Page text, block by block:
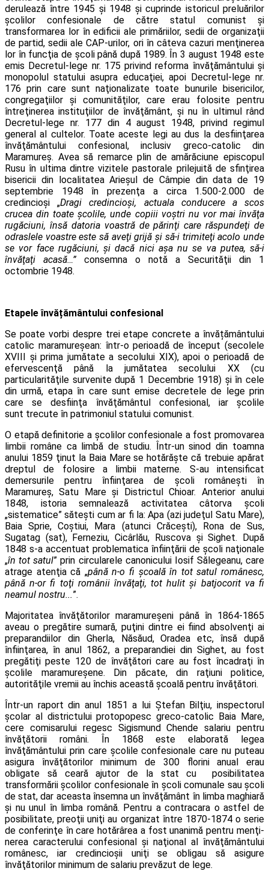
derulează între 1945 şi 1948 şi cuprinde istoricul preluărilor
şcolilor confesionale de către statul comunist şi
transformarea lor în edificii ale primăriilor, sedii de organizaţii
de partid, sedii ale CAP-urilor, ori în câteva cazuri menţinerea
lor în funcţia de şcoli până după 1989. În 3 august 1948 este
emis Decretul-lege nr. 175 privind reforma învăţământului şi
monopolul statului asupra educaţiei, apoi Decretul-lege nr.
176 prin care sunt naţionalizate toate bunurile bisericilor,
congregaţiilor şi comunităţilor, care erau folosite pentru
întreţinerea instituţiilor de învăţământ, şi nu în ultimul rând
Decretul-lege nr. 177 din 4 august 1948, privind regimul
general al cultelor. Toate aceste legi au dus la desfiinţarea
învăţământului confesional, inclusiv greco-catolic din
Maramureş. Avea să remarce plin de amărăciune episcopul
Rusu în ultima dintre vizitele pastorale prilejuită de sfinţirea
bisericii din localitatea Arieşul de Câmpie din data de 19
septembrie 1948 în prezenţa a circa 1.500-2.000 de
credincioşi „Dragi credincioşi, actuala conducere a scos
crucea din toate şcolile, unde copiii voştri nu vor mai învăţa
rugăciuni, însă datoria voastră de părinţi care răspundeţi de
odraslele voastre este să aveţi grijă şi să-i trimiteţi acolo unde
se vor face rugăciuni, şi dacă nici aşa nu se va putea, să-i
învăţaţi acasă…”consemna o notă a Securităţii din 1
octombrie 1948.
Etapele învățământului confesional
Se poate vorbi despre trei etape concrete a învățământului
catolic maramureșean: într-o perioadă de început (secolele
XVIII şi prima jumătate a secolului XIX), apoi o perioadă de
efervescenţă până la jumătatea secolului XX (cu
particularităţile survenite după 1 Decembrie 1918) şi în cele
din urmă, etapa în care sunt emise decretele de lege prin
care se desfiinţa învăţământul confesional, iar şcolile
sunt trecute în patrimoniul statului comunist.
O etapă definitorie a şcolilor confesionale a fost promovarea
limbii române ca limbă de studiu. Într-un sinod din toamna
anului 1859 ţinut la Baia Mare se hotărăşte că trebuie apărat
dreptul de folosire a limbii materne. S-au intensificat
demersurile pentru înfiin­ţarea de şcoli româneşti în
Maramureş, Satu Mare şi Districtul Chioar. Anterior anului
1848, istoria semnalează activitatea câtorva şcoli
„sistematice” săteşti cum ar fi la: Apa (azi judeţul Satu Mare),
Baia Sprie, Coştiui, Mara (atunci Crăceşti), Rona de Sus,
Sugatag (sat), Ferneziu, Cicârlău, Ruscova şi Sighet. După
1848 s-a accentuat problematica înfiinţării de şcoli naţionale
„în tot satul” prin circularele canonicului Iosif Sălegeanu, care
atrage atenţia că „până n-o fi şcoală în tot satul românesc,
până n-or fi toţi românii învăţaţi, tot hulit şi batjocorit va fi
neamul nostru...”.
Majoritatea învăţătorilor maramureşeni până în 1864-1865
aveau o pregătire sumară, puţini dintre ei fiind absolvenţi ai
preparandiilor din Gherla, Năsăud, Oradea etc, însă după
înfiinţarea, în anul 1862, a preparandiei din Sighet, au fost
pregătiţi peste 120 de învăţători care au fost încadraţi în
şcolile maramureşene. Din păcate, din raţiuni politice,
autorităţile vremii au închis această şcoală pentru învăţători.
Într-un raport din anul 1851 a lui Ştefan Bilţiu, inspectorul
şcolar al districtului protopopesc greco-catolic Baia Mare,
cere comisarului regesc Sigismund Chende salariu pentru
învăţătorii români. În 1868 este elaborată legea
învăţământului prin care şcolile confesionale care nu puteau
asigura învăţătorilor minimum de 300 florini anual erau
obligate să ceară ajutor de la stat cu posibilitatea
transformării şcolilor confesionale în şcoli comunale sau şcoli
de stat, dar aceasta însemna un învăţământ în limba maghiară
şi nu unul în limba română. Pentru a contracara o astfel de
posibilitate, preoţii uniţi au organizat între 1870-1874 o serie
de conferinţe în care hotărârea a fost unanimă pentru menţi­
nerea caracterului confesional şi naţional al învăţământului
românesc, iar credincioşii uniţi se obligau să asigure
învăţătorilor minimum de salariu prevăzut de lege.